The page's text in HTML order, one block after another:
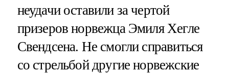
неудачи оставили за чертой
призеров норвежца Эмиля Хегле
Свендсена. Не смогли справиться
со стрельбой другие норвежские